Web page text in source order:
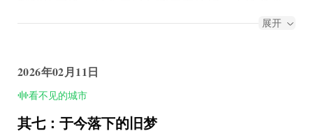
一下自己的老去。结果呢？拖沓了。坐垫找了几次
没找到。明明之前经常看到的。
给车刷了刷。清洁了夹器。换了导轮。按扭力重新
所以在那时，我是能够停下自己的脚步，然后慢慢
心里还有着火，不喜欢停下，喜欢着早一点到达旅
馆或是驿站，于是我错过了很多的风景。
实际上那段时刻我最希望能够留下来的风景，至今
展开
2026年02月11日
看不见的城市
其七：于今落下的旧梦